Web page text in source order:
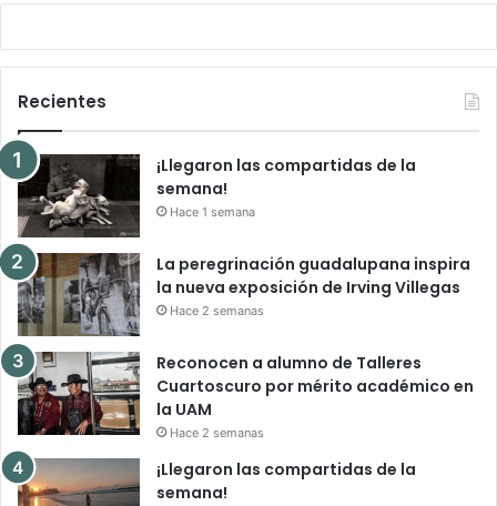
Recientes
¡Llegaron las compartidas de la
semana!
Hace 1 semana
La peregrinación guadalupana inspira
la nueva exposición de Irving Villegas
Hace 2 semanas
Reconocen a alumno de Talleres
Cuartoscuro por mérito académico en
la UAM
Hace 2 semanas
¡Llegaron las compartidas de la
semana!